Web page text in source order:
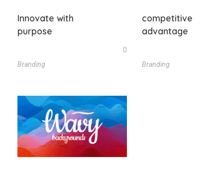
Innovate with
purpose
0
Branding
competitive
advantage
Branding